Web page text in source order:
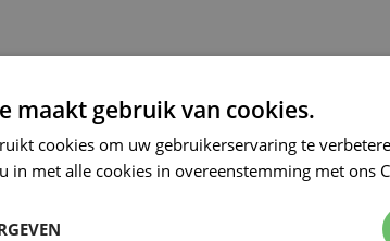
maakt gebruik van cookies.
cookies om uw gebruikerservaring te
in met alle cookies in overeenstemming met ons